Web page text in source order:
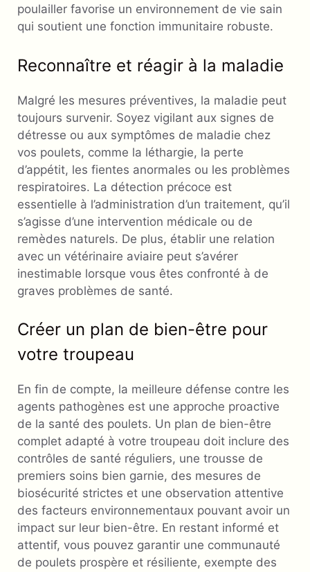
poulailler favorise un environnement de vie sain
qui soutient une fonction immunitaire robuste.
Reconnaître et réagir à la maladie
Malgré les mesures préventives, la maladie peut
toujours survenir. Soyez vigilant aux signes de
détresse ou aux symptômes de maladie chez
vos poulets, comme la léthargie, la perte
d’appétit, les fientes anormales ou les problèmes
respiratoires. La détection précoce est
essentielle à l’administration d’un traitement, qu’il
s’agisse d’une intervention médicale ou de
remèdes naturels. De plus, établir une relation
avec un vétérinaire aviaire peut s’avérer
inestimable lorsque vous êtes confronté à de
graves problèmes de santé.
Créer un plan de bien-être pour
votre troupeau
En fin de compte, la meilleure défense contre les
agents pathogènes est une approche proactive
de la santé des poulets. Un plan de bien-être
complet adapté à votre troupeau doit inclure des
contrôles de santé réguliers, une trousse de
premiers soins bien garnie, des mesures de
biosécurité strictes et une observation attentive
des facteurs environnementaux pouvant avoir un
impact sur leur bien-être. En restant informé et
attentif, vous pouvez garantir une communauté
de poulets prospère et résiliente, exempte des